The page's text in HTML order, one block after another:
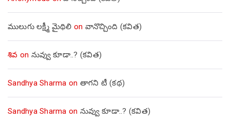
ములుగు లక్ష్మీ మైథిలి on వానొచ్చింది (కవిత)
శివ on నువ్వు కూడా..? (కవిత)
Sandhya Sharma on తాగని టీ (కథ)
Sandhya Sharma on నువ్వు కూడా..? (కవిత)